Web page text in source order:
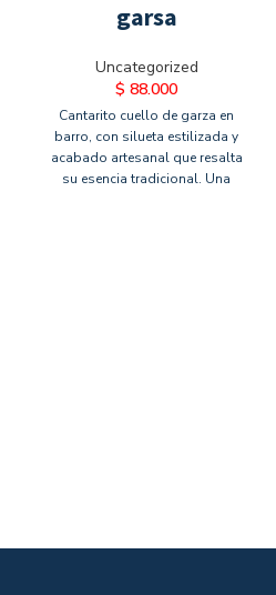
garsa
Uncategorized
$ 88.000
Cantarito cuello de garza en
barro, con silueta estilizada y
acabado artesanal que resalta
su esencia tradicional. Una